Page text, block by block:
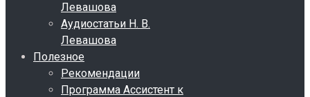
Левашова
Аудиостатьи Н. В.
Левашова
Полезное
Рекомендации
Программа Ассистент к